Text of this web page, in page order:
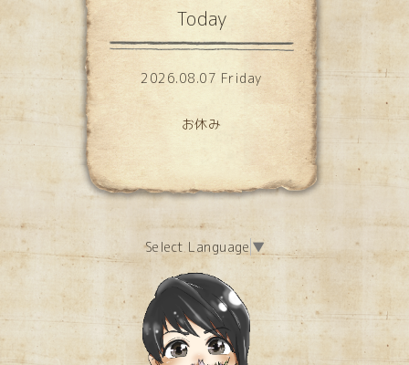
Today
2026.08.07 Friday
お休み
Select Language ▼